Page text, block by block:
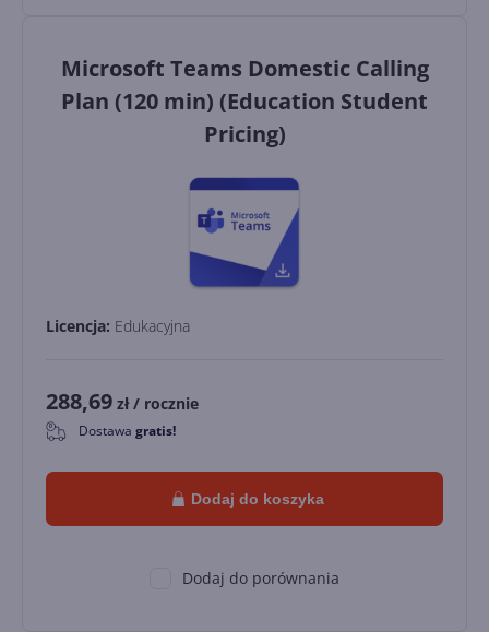
Microsoft Teams Domestic Calling
Plan (120 min) (Education Student
Pricing)
Licencja: Edukacyjna
288,69 zł / rocznie
0 Dostawa gratis!
Dodaj do koszyka
Dodaj do porównania